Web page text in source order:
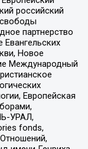
российский
партнерство
Евангельских
Новое
Международный
Европейская
УРАЛ,
fonds,